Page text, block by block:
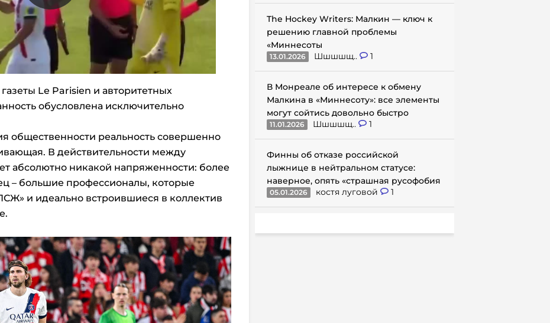
Le Parisien и авторитетных
обусловлена исключительно
общественности реальность совершенно
В действительности между
абсолютно никакой напряженности: более
– большие профессионалы, которые
и идеально встроившиеся в коллектив
The Hockey Writers: Малкин — ключ к
решению главной проблемы
«Миннесоты
13.01.2026 Шшшшщ.. 1
В Монреале об интересе к обмену
Малкина в «Миннесоту»: все элементы
могут сойтись довольно быстро
11.01.2026 Шшшшщ.. 1
Финны об отказе российской
лыжнице в нейтральном статусе:
наверное, опять «страшная русофобия
05.01.2026 костя луговой 1